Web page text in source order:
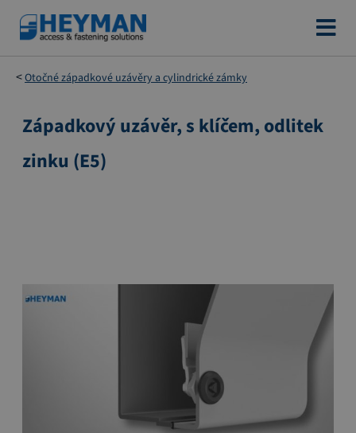
Přejít
na
obsah
Otočné západkové uzávěry a cylindrické zámky
Přeskočit
konec
Západkový uzávěr, s klíčem, odlitek
zinku (E5)